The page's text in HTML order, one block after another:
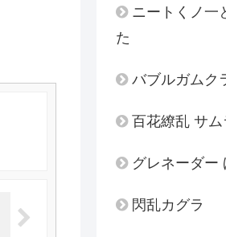
ニートくノ一
た
バブルガムク
百花繚乱 サ
グレネーダー
閃乱カグラ